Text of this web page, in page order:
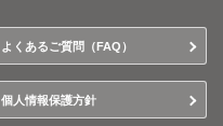
よくあるご質問（FAQ）
個人情報保護方針